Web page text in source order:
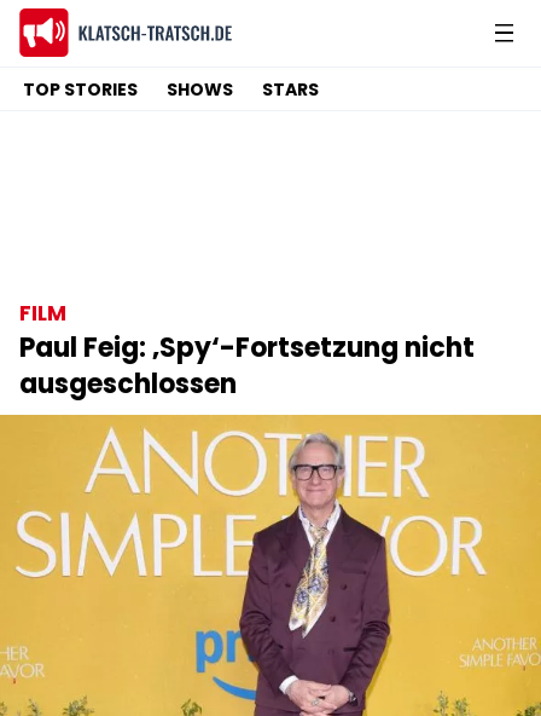
TOP STORIES SHOWS STARS
FILM
Paul Feig: ‚Spy‘-Fortsetzung nicht
ausgeschlossen